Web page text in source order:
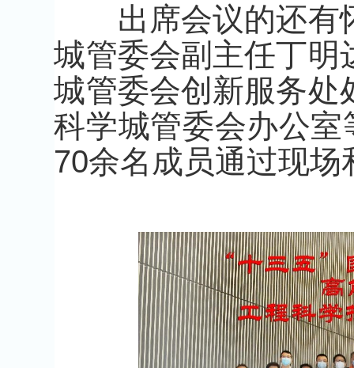
出席会议的还有
城管委会副主任丁明
城管委会创新服务处
科学城管委会办公
70余名成员通过现